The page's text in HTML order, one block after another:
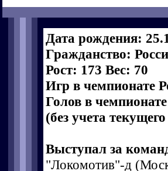
Дата рождения:
Гражданство:
Рост: 173 Вес: 70
Игр в чемпионате
Голов в
(без учета
Выступал за
"Локомотив"-д